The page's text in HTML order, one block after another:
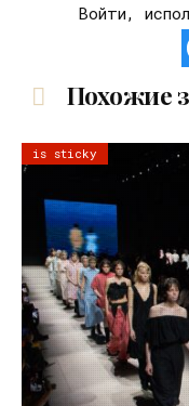
Войти,
Похожие
is sticky